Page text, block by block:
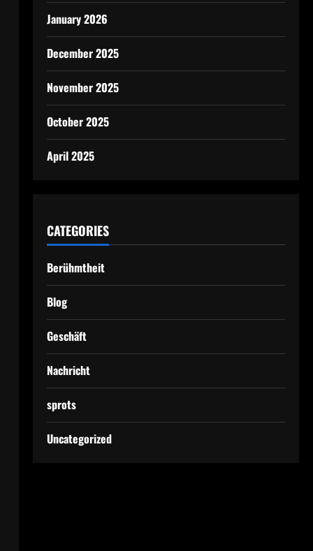
January 2026
December 2025
November 2025
October 2025
April 2025
CATEGORIES
Berühmtheit
Blog
Geschäft
Nachricht
sprots
Uncategorized